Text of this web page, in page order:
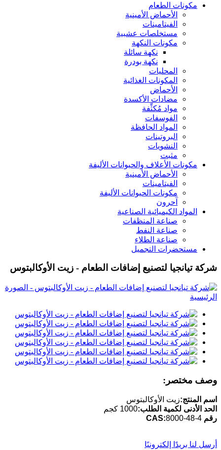
مكونات الطعام
الأحماض الأمينية
الفيتامينات
مستخلصات عشبية
مكونات النكهة
نكهة سائلة
نكهة بودرة
المحليات
المكونات الغذائية
الأحماض
مضادات الأكسدة
مواد مُكثِّفة
الفوسفات
المواد الحافظة
البروتينات
النشويات
مثبت
مكونات الأعلاف والحيوانات الأليفة
الأحماض الأمينية
الفيتامينات
مكونات الحيوانات الأليفة
آحرون
المواد الكيميائية الصناعية
صناعة المنظفات
صناعة النفط
صناعة الطلاء
مستحضرات التجميل
شركة تيانجيا لتصنيع إضافات الطعام - زيت الأوكالبتوس
وصف مختصر:
اسم المنتج:زيت الأوكالبتوس
الحد الأدنى لكمية الطلب:1000 كجم
رقم CAS: 8000-48-4
أرسل لنا بريدًا إلكترونيًا